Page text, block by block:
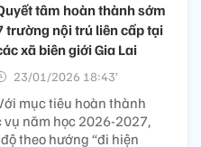
tâm hoàn thành sớm
trường nội trú liên cấp tại
xã biên giới Gia Lai
23/01/2026 18:43’
mục tiêu hoàn thành
năm học 2026-2027,
theo hướng “đi hiện